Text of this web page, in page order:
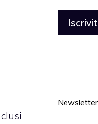
Newsletter